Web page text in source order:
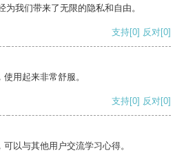
我们带来了无限的隐私和自由。
支持[0] 反对[0]
用起来非常舒服。
支持[0] 反对[0]
以与其他用户交流学习心得。